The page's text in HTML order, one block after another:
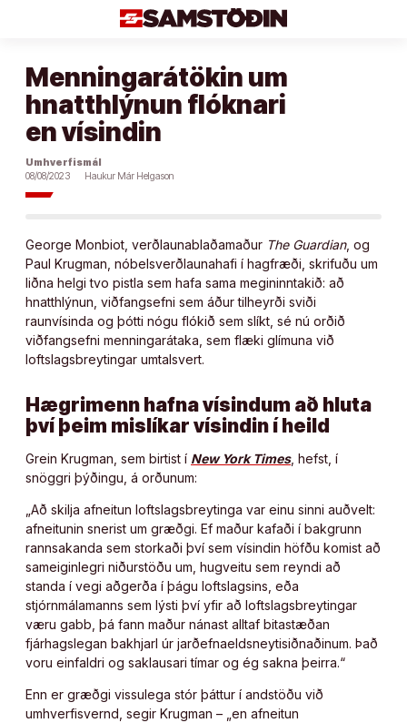
Menningarátökin um
hnatthlýnun flóknari
en vísindin
Umhverfismál
08/08/2023
Haukur Már Helgason
George Monbiot, verðlaunablaðamaður The Guardian, og
Paul Krugman, nóbelsverðlaunahafi í hagfræði, skrifuðu um
liðna helgi tvo pistla sem hafa sama megininntakið: að
hnatthlýnun, viðfangsefni sem áður tilheyrði sviði
raunvísinda og þótti nógu flókið sem slíkt, sé nú orðið
viðfangsefni menningarátaka, sem flæki glímuna við
loftslagsbreytingar umtalsvert.
Hægrimenn hafna vísindum að hluta
því þeim mislíkar vísindin í heild
Grein Krugman, sem birtist í New York Times, hefst, í
snöggri þýðingu, á orðunum:
„Að skilja afneitun loftslagsbreytinga var einu sinni auðvelt:
afneitunin snerist um græðgi. Ef maður kafaði í bakgrunn
rannsakanda sem storkaði því sem vísindin höfðu komist að
sameiginlegri niðurstöðu um, hugveitu sem reyndi að
standa í vegi aðgerða í þágu loftslagsins, eða
stjórnmálamanns sem lýsti því yfir að loftslagsbreytingar
væru gabb, þá fann maður nánast alltaf bitastæðan
fjárhagslegan bakhjarl úr jarðefnaeldsneytisiðnaðinum. Það
voru einfaldri og saklausari tímar og ég sakna þeirra.“
Enn er græðgi vissulega stór þáttur í andstöðu við
umhverfisvernd, segir Krugman – „en afneitun